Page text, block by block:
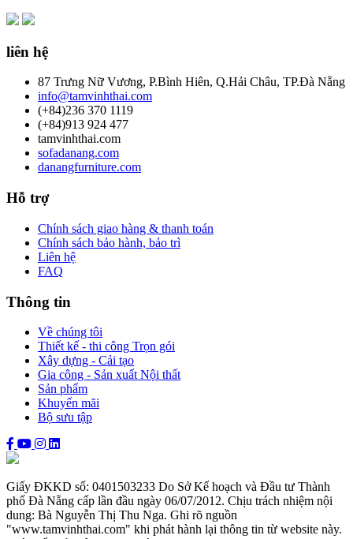
liên hệ
87 Trưng Nữ Vương, P.Bình Hiên, Q.Hải Châu, TP.Đà Nẵng
info@tamvinhthai.com
(+84)236 370 1119
(+84)913 924 477
tamvinhthai.com
sofadanang.com
danangfurniture.com
Hỗ trợ
Chính sách giao hàng & thanh toán
Chính sách bảo hành, bảo trì
Liên hệ
FAQ
Thông tin
Về chúng tôi
Thiết kế - thi công Trọn gói
Xây dựng - Cải tạo
Gia công - Sản xuất Nội thất
Sản phẩm
Khuyến mãi
Bộ sưu tập
Giấy ĐKKD số: 0401503233 Do Sở Kế hoạch và Đầu tư Thành
phố Đà Nẵng cấp lần đầu ngày 06/07/2012. Chịu trách nhiệm nội
dung: Bà Nguyễn Thị Thu Nga. Ghi rõ nguồn
"www.tamvinhthai.com" khi phát hành lại thông tin từ website này.